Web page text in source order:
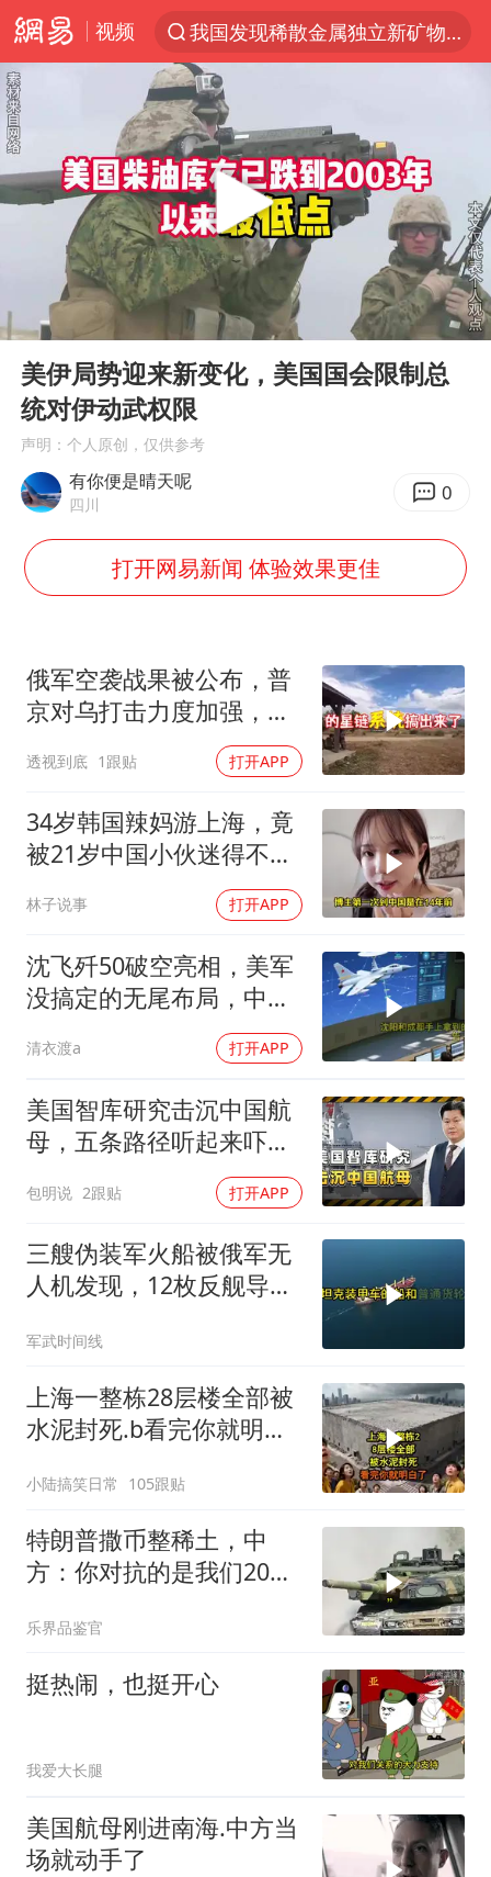
视频
我国发现稀散金属独立新矿物——乌斯河锗矿
部分银行上调存款利率
小沈阳加盟《披荆斩棘》
朱一龙的鼻子怎么了
上海暴雨已致多处积水
三预警齐发 11个省份有大到暴雨
上海地铁4条线路全线停运
上海鼓励居家办公
4.2平卫生间补漏注胶花1.55万
国乒连续两站无缘冠军
5万小车卖不动 微型代步车集体遇冷
湖北启动重大气象灾害三级应急响应
周星驰妈妈现身香港首映礼
56岁刘奕君跟13岁女儿合跳
大疆错失宇树
Play
04:39
美伊局势迎来新变化，美国国会限制总
统对伊动武权限
声明：个人原创，仅供参考
有你便是晴天呢
四川 0
打开网易新闻 体验效果更佳
俄军空袭战果被公布，普
京对乌打击力度加强，泽
透视到底 1跟贴 打开APP
34岁韩国辣妈游上海，竟
被21岁中国小伙迷得不要
林子说事 打开APP
沈飞歼50破空亮相，美军
没搞定的无尾布局，中国
清衣渡a 打开APP
美国智库研究击沉中国航
母，五条路径听起来吓
包明说 2跟贴 打开APP
三艘伪装军火船被俄军无
人机发现，12枚反舰导弹
遭重锤
军武时间线
上海一整栋28层楼全部被
水泥封死.b看完你就明白
小陆搞笑日常 105跟贴
特朗普撒币整稀土，中
方：你对抗的是我们20年
乐界品鉴官
挺热闹，也挺开心
我爱大长腿
美国航母刚进南海.中方当
场就动手了